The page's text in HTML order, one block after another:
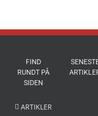
FIND
RUNDT PÅ
SIDEN
ARTIKLER